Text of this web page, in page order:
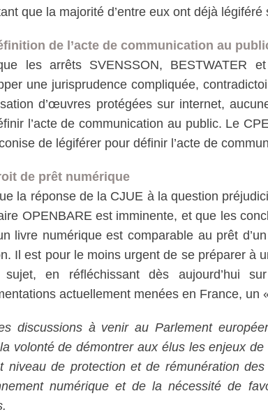
que la majorité d’entre eux ont déjà légiféré
de l’acte de communication au
les arrêts SVENSSON, BESTWATER
une jurisprudence compliquée,
d’œuvres protégées sur internet,
l’acte de communication au public. Le
de légiférer pour définir l’acte de
de prêt numérique
la réponse de la CJUE à la question
OPENBARE est imminente, et que les
livre numérique est comparable au prêt
Il est pour le moins urgent de se préparer à
en réfléchissant dès aujourd’hui
actuellement menées en France, un
discussions à venir au Parlement
volonté de démontrer aux élus les enjeux
niveau de protection et de rémunération
numérique et de la nécessité de